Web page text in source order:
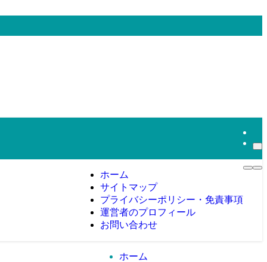
ホーム
サイトマップ
プライバシーポリシー・免責事項
運営者のプロフィール
お問い合わせ
ホーム